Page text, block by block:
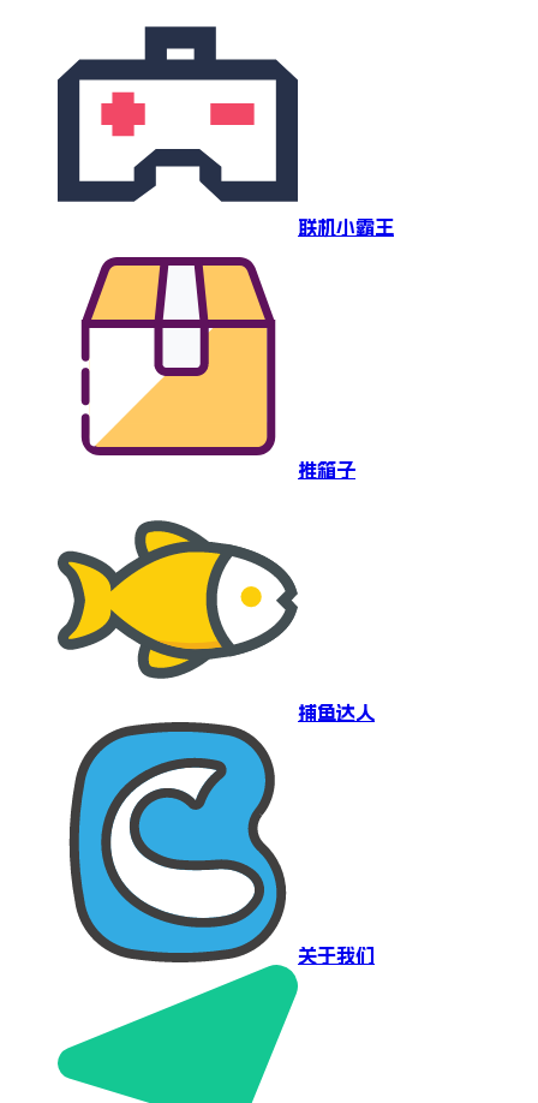
联机小霸王
推箱子
捕鱼达人
关于我们